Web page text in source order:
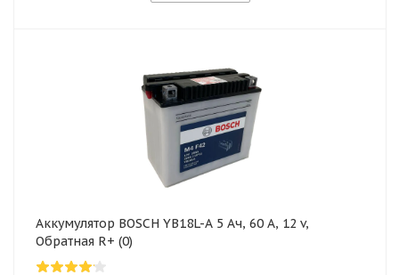
Аккумулятор BOSCH YB18L-A 5 Ач, 60 А, 12 v,
Обратная R+ (0)